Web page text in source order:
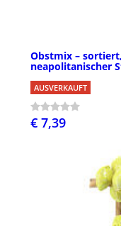
Obstmix –
neapolitanischer
AUSVERKAUFT
€ 7,39